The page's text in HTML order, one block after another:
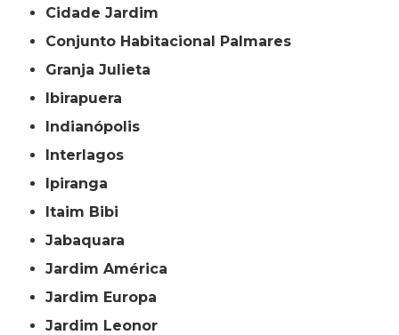
Cidade Jardim
Conjunto Habitacional Palmares
Granja Julieta
Ibirapuera
Indianópolis
Interlagos
Ipiranga
Itaim Bibi
Jabaquara
Jardim América
Jardim Europa
Jardim Leonor